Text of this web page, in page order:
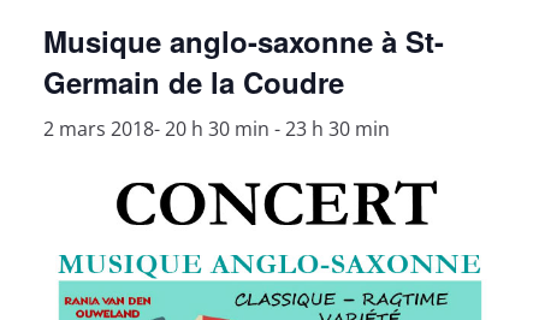
Musique anglo-saxonne à St-
Germain de la Coudre
2 mars 2018- 20 h 30 min -23 h 30 min